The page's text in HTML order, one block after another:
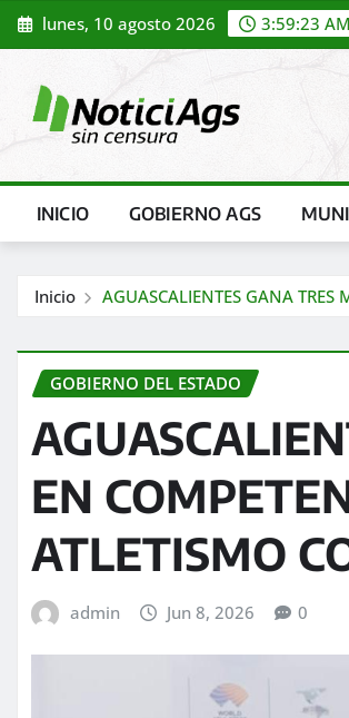
Saltar
al
lunes, 10 agosto 2026 3:59:24 AM
INICIO GOBIERNO AGS
Inicio AGUASCALIENTES GANA
GOBIERNO DEL ESTADO
EN
ATLETISMO
admin Jun 8, 2026 0